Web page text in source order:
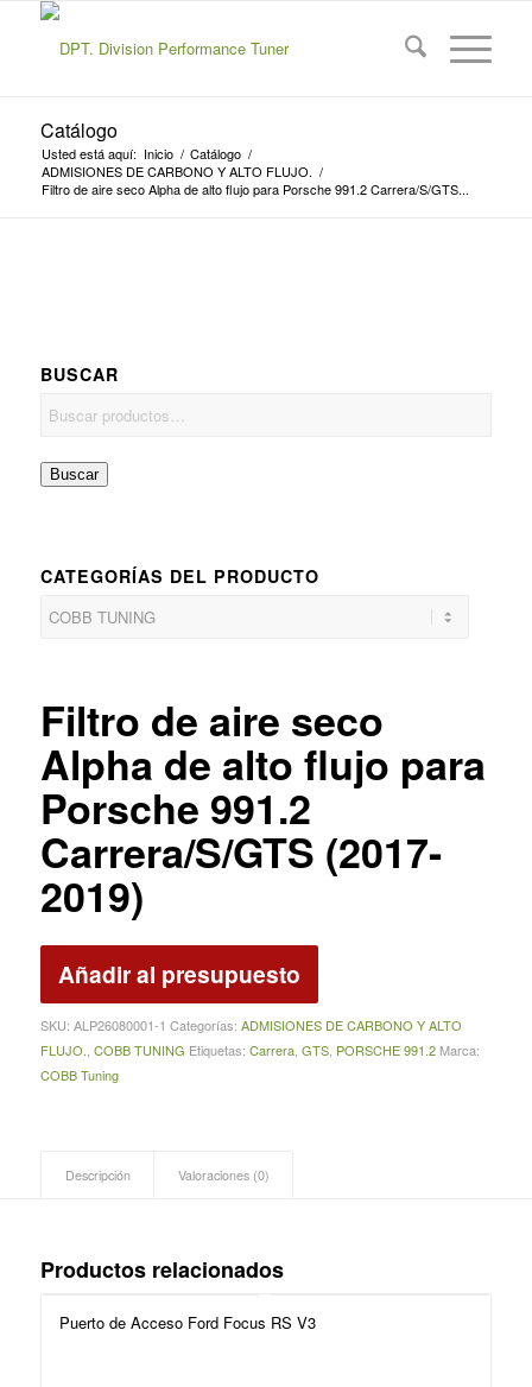
Catálogo
Usted está aquí: Inicio / Catálogo /
ADMISIONES DE CARBONO Y ALTO FLUJO. /
Filtro de aire seco Alpha de alto flujo para Porsche 991.2 Carrera/S/GTS...
BUSCAR
Buscar
CATEGORÍAS DEL PRODUCTO
Filtro de aire seco
Alpha de alto flujo para
Porsche 991.2
Carrera/S/GTS (2017-
2019)
Añadir al presupuesto
SKU: ALP26080001-1 Categorías: ADMISIONES DE CARBONO Y ALTO
FLUJO. COBB TUNING Etiquetas: Carrera, GTS, PORSCHE 991.2 Marca:
COBB Tuning
Descripción Valoraciones (0)
Productos relacionados
Puerto de Acceso Ford Focus RS V3